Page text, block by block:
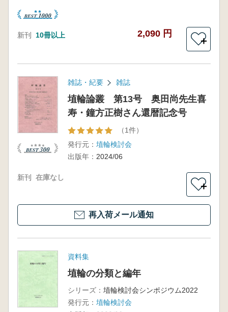
新刊 10冊以上 2,090 円
＋
雑誌・紀要 雑誌
埴輪論叢 第13号 奥田尚先生喜
寿・鐘方正樹さん還暦記念号
（1件）
発行元： 埴輪検討会
出版年： 2024/06
新刊 在庫なし
＋
再入荷メール通知
資料集
埴輪の分類と編年
シリーズ： 埴輪検討会シンポジウム2022
発行元： 埴輪検討会